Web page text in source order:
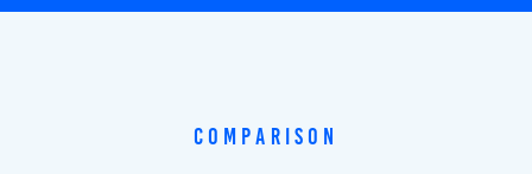
Comparison